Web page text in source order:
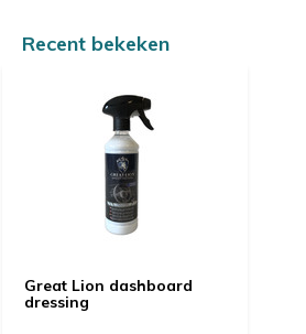
Recent bekeken
Great Lion dashboard
dressing